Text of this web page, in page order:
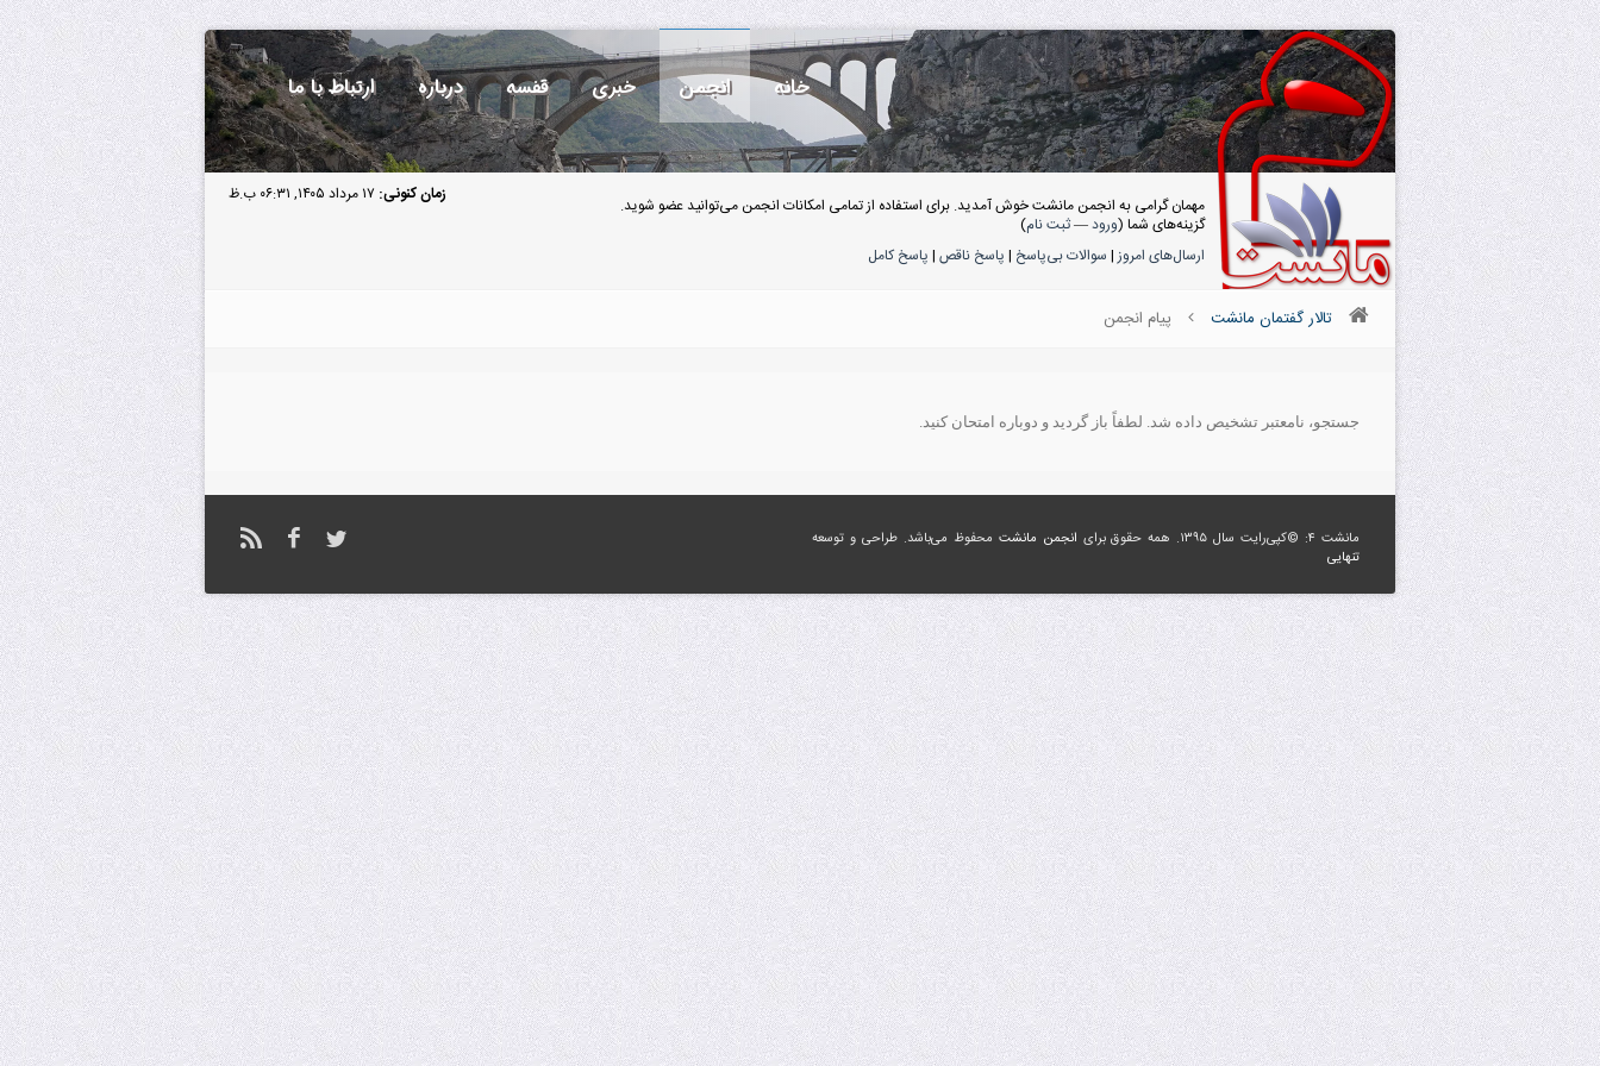
خانه انجمن خبری قفسه درباره ارتباط با ما
زمان کنونی: ۱۷ مرداد ۱۴۰۵, ۰۶:۳۱ ب.ظ
مهمان گرامی به انجمن مانشت خوش آمدید. برای استفاده از تمامی امکانات انجمن می‌توانید عضو شوید.
گزینه‌های شما (ورود—ثبت نام)
ارسال‌های امروز| سوالات بی‌پاسخ | پاسخ ناقص | پاسخ کامل
تالار گفتمان مانشت پیام انجمن
جستجو، نامعتبر تشخیص داده شد. لطفاً باز گردید و دوباره امتحان کنید.
مانشت ۴: ©کپی‌رایت سال ۱۳۹۵. همه حقوق برای انجمن مانشت محفوظ می‌باشد. طراحی و توسعه
تنهایی